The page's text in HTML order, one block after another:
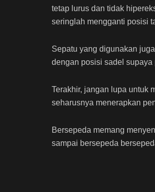
tetap lurus dan tidak
seringlah mengganti posisi
Sepatu yang digunakan
dengan posisi sadel
Terakhir, jangan lupa untuk
seharusnya menerapkan
Bersepeda memang
sampai bersepeda